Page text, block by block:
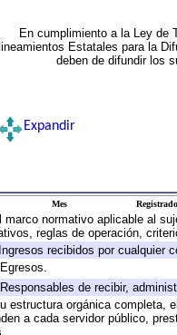
En cumplimiento a la Ley de
lineamientos Estatales para la
deben de difundir los
Expandir
Mes
marco normativo aplicable al
reglas de operación,
recibidos por cualquier
de recibir,
estructura orgánica completa,
a cada servidor público,